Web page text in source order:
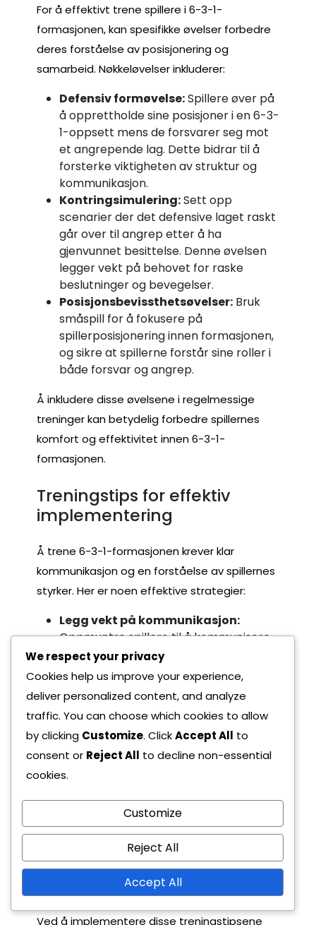
For å effektivt trene spillere i 6-3-1-
formasjonen, kan spesifikke øvelser forbedre
deres forståelse av posisjonering og
samarbeid. Nøkkeløvelser inkluderer:
Defensiv formøvelse:Spillere øver på
å opprettholde sine posisjoner i en 6-3-
1-oppsett mens de forsvarer seg mot
et angrepende lag. Dette bidrar til å
forsterke viktigheten av struktur og
kommunikasjon.
Kontringsimulering:Sett opp
scenarier der det defensive laget raskt
går over til angrep etter å ha
gjenvunnet besittelse. Denne øvelsen
legger vekt på behovet for raske
beslutninger og bevegelser.
Posisjonsbevissthetsøvelser: Bruk
småspill for å fokusere på
spillerposisjonering innen formasjonen,
og sikre at spillerne forstår sine roller i
både forsvar og angrep.
Å inkludere disse øvelsene i regelmessige
treninger kan betydelig forbedre spillernes
komfort og effektivitet innen 6-3-1-
formasjonen.
Treningstips for effektiv
implementering
Å trene 6-3-1-formasjonen krever klar
kommunikasjon og en forståelse av spillernes
styrker. Her er noen effektive strategier:
Legg vekt på kommunikasjon:
Oppmuntre spillere til å kommunisere
konstant, spesielt når de går fra
forsvar til angrep. Dette sikrer at alle
vet sine roller og ansvar.
Fokus på spillerroller:Definer klart
rollene til de seks forsvarsspillerne, tre
midtbanespillerne og en spiss. Hver
spiller bør forstå sine spesifikke
oppgaver for å opprettholde
Justere basert på motstander:
forberedt på å modifisere formasjonen
basert på styrkene og svakhetene til
det motstående laget. Fleksibilitet kan
forbedre effektiviteten under
kampene.
Ved å implementere disse treningstipsene
We respect your privacy
Cookies help us improve your experience,
deliver personalized content, and analyze
traffic. You can choose which cookies to allow
by clicking Customize. ClickAccept All to
consent or Reject All to decline non-essential
cookies.
Customize
Reject All
Accept All